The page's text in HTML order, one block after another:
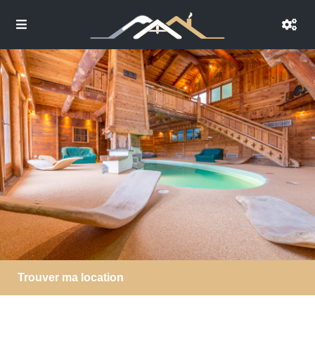
Trouver ma location